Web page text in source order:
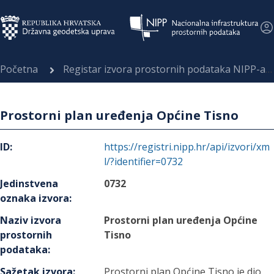
Početna Registar izvora prostornih podataka NIPP-a
Prostorni plan uređenja Općine Tisno
ID:
https://registri.nipp.hr/api/izvori/xm
l/?identifier=0732
Jedinstvena
oznaka izvora:
0732
Naziv izvora
prostornih
podataka:
Prostorni plan uređenja Općine
Tisno